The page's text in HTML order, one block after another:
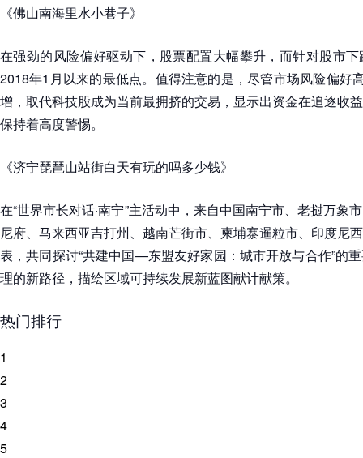
《佛山南海里水小巷子》
在强劲的风险偏好驱动下，股票配置大幅攀升，而针对股市
2018年1月以来的最低点。值得注意的是，尽管市场风险偏好
增，取代科技股成为当前最拥挤的交易，显示出资金在追逐收
保持着高度警惕。
《济宁琵琶山站街白天有玩的吗多少钱》
在“世界市长对话·南宁”主活动中，来自中国南宁市、老挝万象
尼府、马来西亚吉打州、越南芒街市、柬埔寨暹粒市、印度尼
表，共同探讨“共建中国—东盟友好家园：城市开放与合作”的
理的新路径，描绘区域可持续发展新蓝图献计献策。
热门排行
1
2
3
4
5